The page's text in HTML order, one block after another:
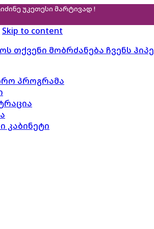
უკეთესი მარტივად !
Skip to content
თქვენი მობრძანება ჩვენს
პროგრამა
კაბინეტი